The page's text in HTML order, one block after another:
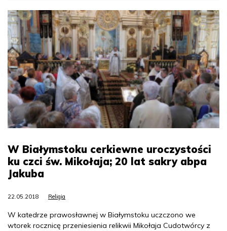
W Białymstoku cerkiewne uroczystości
ku czci św. Mikołaja; 20 lat sakry abpa
Jakuba
22.05.2018 Religia
W katedrze prawosławnej w Białymstoku uczczono we
wtorek rocznicę przeniesienia relikwii Mikołaja Cudotwórcy z